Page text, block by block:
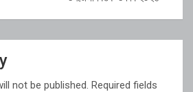
not be published. Required fields